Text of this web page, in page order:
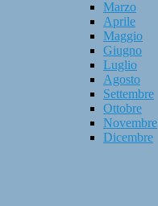
Marzo
Aprile
Maggio
Giugno
Luglio
Agosto
Settembre
Ottobre
Novembre
Dicembre